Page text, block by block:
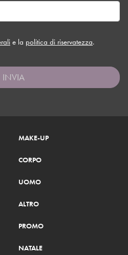
e la politica di riservatezza.
INVIA
MAKE-UP
CORPO
UOMO
ALTRO
PROMO
NATALE